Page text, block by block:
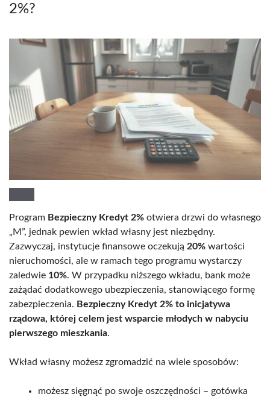
2%?
Program Bezpieczny Kredyt 2% otwiera drzwi do własnego
„M”, jednak pewien wkład własny jest niezbędny.
Zazwyczaj, instytucje finansowe oczekują 20% wartości
nieruchomości, ale w ramach tego programu wystarczy
zaledwie 10%. W przypadku niższego wkładu, bank może
zażądać dodatkowego ubezpieczenia, stanowiącego formę
zabezpieczenia. Bezpieczny Kredyt 2% to inicjatywa
rządowa, której celem jest wsparcie młodych w nabyciu
pierwszego mieszkania.
Wkład własny możesz zgromadzić na wiele sposobów:
możesz sięgnąć po swoje oszczędności – gotówka